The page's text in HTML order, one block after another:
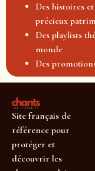
Des histoires
précieux
Des playlists
monde
Des
Site français de
référence pour
protéger et
découvrir les